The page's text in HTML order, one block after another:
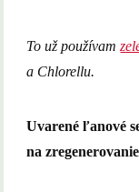
To už používam
a Chlorellu.
Uvarené ľanové
na